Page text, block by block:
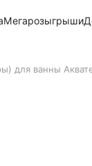
Мегарозыгрыши
для ванны